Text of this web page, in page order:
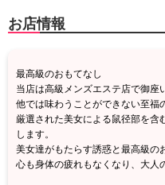
お店情報
最高級のおもてなし
当店は高級メンズエステ店で御座
他では味わうことができない至福
厳選された美女による鼠径部を
します。
美女達がもたらす誘惑と最高級の
心も身体の疲れもなくなり、大人